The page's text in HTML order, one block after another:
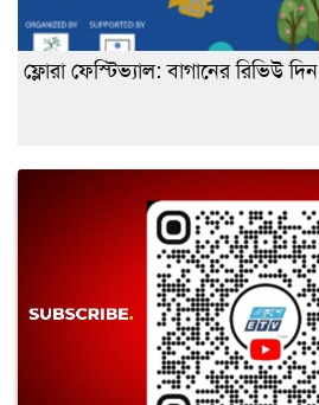
ফ্লোরা ফেস্টিভ্যাল: বাগানের রিভিউ দিন